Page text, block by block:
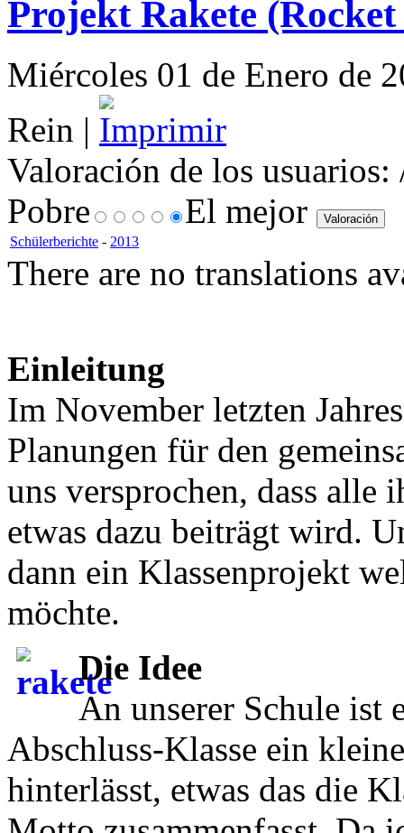
Projekt Rakete
Miércoles 01 de Enero de
Rein |
Valoración de los usuarios:
Pobre
El mejor
Schülerberichte - 2013
There are no translations
Einleitung
Im November letzten
Planungen für den
uns versprochen, dass alle
etwas dazu beiträgt wird.
dann ein Klassenprojekt
möchte.
Die Idee
An unserer Schule ist
Abschluss-Klasse ein
hinterlässt, etwas das die